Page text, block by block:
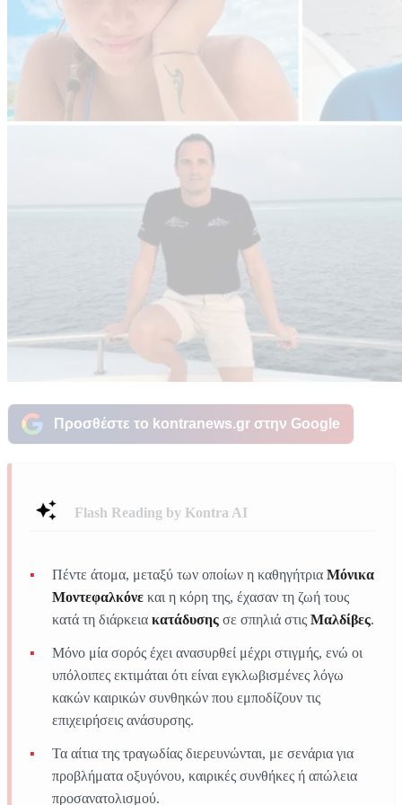
Προσθέστε το kontranews.gr στην Google
Flash Reading by Kontra AI
Πέντε άτομα, μεταξύ των οποίων η καθηγήτρια Μόνικα
Μοντεφαλκόνε και η κόρη της, έχασαν τη ζωή τους
κατά τη διάρκεια κατάδυσης σε σπηλιά στις Μαλδίβες.
Μόνο μία σορός έχει ανασυρθεί μέχρι στιγμής, ενώ οι
υπόλοιπες εκτιμάται ότι είναι εγκλωβισμένες λόγω
κακών καιρικών συνθηκών που εμποδίζουν τις
επιχειρήσεις ανάσυρσης.
Τα αίτια της τραγωδίας διερευνώνται, με σενάρια για
προβλήματα οξυγόνου, καιρικές συνθήκες ή απώλεια
προσανατολισμού.